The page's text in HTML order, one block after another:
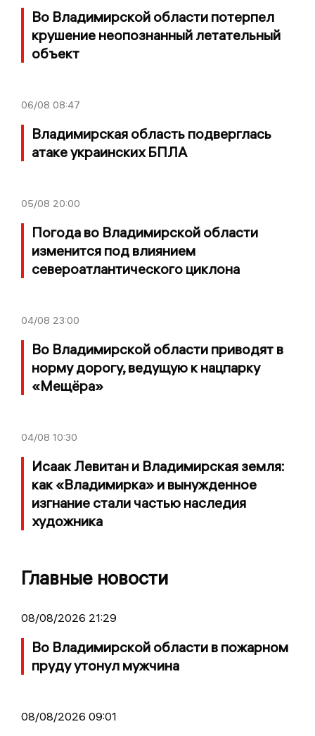
Во Владимирской области потерпел
крушение неопознанный летательный
объект
06/08 08:47
Владимирская область подверглась
атаке украинских БПЛА
05/08 20:00
Погода во Владимирской области
изменится под влиянием
североатлантического циклона
04/08 23:00
Во Владимирской области приводят в
норму дорогу, ведущую к нацпарку
«Мещёра»
04/08 10:30
Исаак Левитан и Владимирская земля:
как «Владимирка» и вынужденное
изгнание стали частью наследия
художника
Главные новости
08/08/2026 21:29
Во Владимирской области в пожарном
пруду утонул мужчина
08/08/2026 09:01